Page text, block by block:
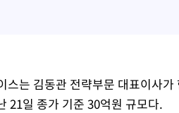
스는 김동관 전략부문 대표이사
21일 종가 기준 30억원 규모다.